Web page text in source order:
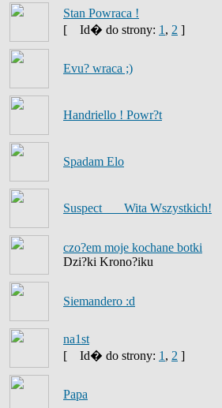
Stan Powraca !
[
Id� do strony: 1 , 2 ]
Evu? wraca ;)
Handriello ! Powr?t
Spadam Elo
Suspect___ Wita Wszystkich!
czo?em moje kochane botki
Dzi?ki Krono?iku
Siemandero :d
na1st
[
Id� do strony: 1 , 2 ]
Papa